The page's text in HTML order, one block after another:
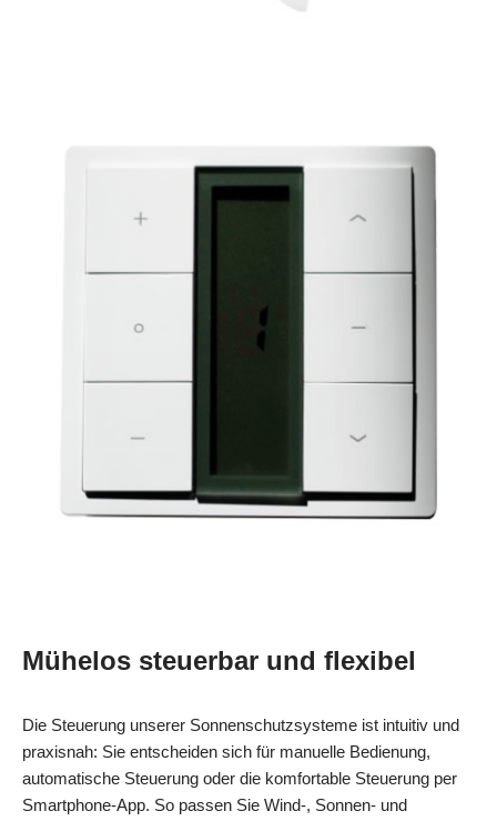
Mühelos steuerbar und flexibel
Die Steuerung unserer Sonnenschutzsysteme ist intuitiv und
praxisnah: Sie entscheiden sich für manuelle Bedienung,
automatische Steuerung oder die komfortable Steuerung per
Smartphone-App. So passen Sie Wind-, Sonnen- und